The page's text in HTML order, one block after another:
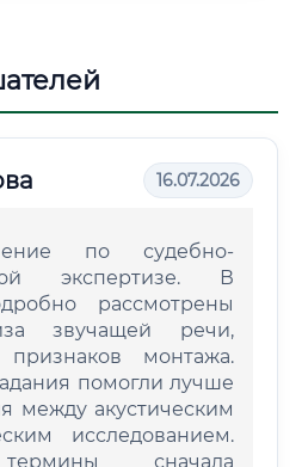
16.07.2026
по судебно-
экспертизе. В
рассмотрены
звучащей речи,
монтажа.
помогли лучше
между акустическим
исследованием.
сначала